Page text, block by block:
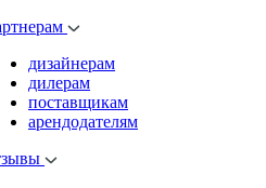
дизайнерам
дилерам
поставщикам
арендодателям